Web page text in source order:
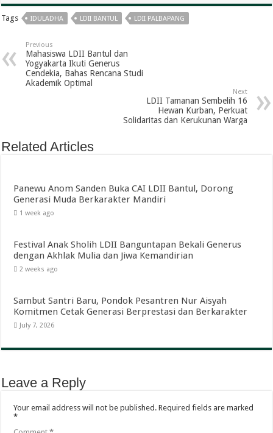
Tags IDULADHA LDII BANTUL LDII PALBAPANG
Previous
Mahasiswa LDII Bantul dan
Yogyakarta Ikuti Generus
Cendekia, Bahas Rencana Studi
Akademik Optimal
Next
LDII Tamanan Sembelih 16
Hewan Kurban, Perkuat
Solidaritas dan Kerukunan Warga
Related Articles
Panewu Anom Sanden Buka CAI LDII Bantul, Dorong
Generasi Muda Berkarakter Mandiri
1 week ago
Festival Anak Sholih LDII Banguntapan Bekali Generus
dengan Akhlak Mulia dan Jiwa Kemandirian
2 weeks ago
Sambut Santri Baru, Pondok Pesantren Nur Aisyah
Komitmen Cetak Generasi Berprestasi dan Berkarakter
July 7, 2026
Leave a Reply
Your email address will not be published. Required fields are marked
*